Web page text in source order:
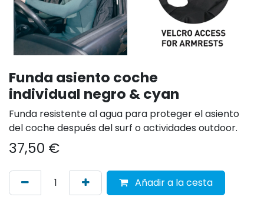
Funda asiento coche
individual negro & cyan
Funda resistente al agua para proteger el asiento
del coche después del surf o actividades outdoor.
37,50 €
Añadir a la cesta